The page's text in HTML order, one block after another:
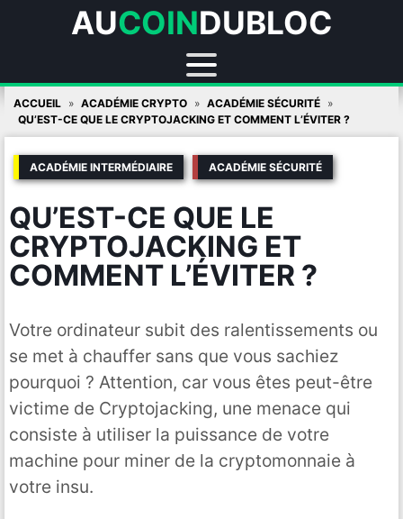
AUCOINDUBLOC
Skip
content
ACCUEIL ACADÉMIE CRYPTO
ACADÉMIE SÉCURITÉ
QU’EST-CE QUE LE CRYPTOJACKING ET COMMENT L’ÉVITER ?
ACADÉMIE INTERMÉDIAIRE ACADÉMIE SÉCURITÉ
QU’EST-CE QUE LE
CRYPTOJACKING ET
COMMENT L’ÉVITER ?
Votre ordinateur subit des ralentissements ou
se met à chauffer sans que vous sachiez
pourquoi ? Attention, car vous êtes peut-être
victime de Cryptojacking, une menace qui
consiste à utiliser la puissance de votre
machine pour miner de la cryptomonnaie à
votre insu.